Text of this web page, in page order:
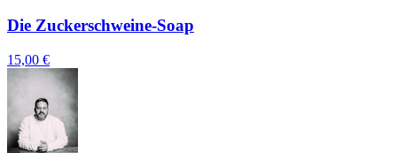
Die Zuckerschweine-Soap
15,00 €